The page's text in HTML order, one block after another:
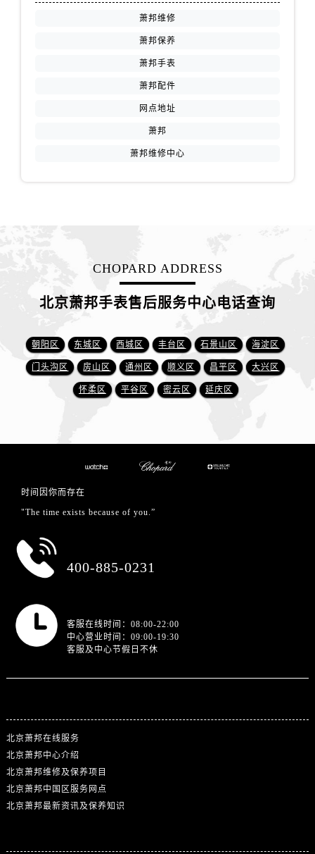
萧邦维修
萧邦保养
萧邦手表
萧邦配件
网点地址
萧邦
萧邦维修中心
CHOPARD ADDRESS
北京萧邦手表售后服务中心电话查询
朝阳区 东城区 西城区 丰台区 石景山区 海淀区
门头沟区 房山区 通州区 顺义区 昌平区 大兴区
怀柔区 平谷区 密云区 延庆区
时间因你而存在
"The time exists because of you.”
400-885-0231
客服在线时间：08:00-22:00
中心营业时间：09:00-19:30
客服及中心节假日不休
北京萧邦在线服务
北京萧邦中心介绍
北京萧邦维修及保养项目
北京萧邦中国区服务网点
北京萧邦最新资讯及保养知识